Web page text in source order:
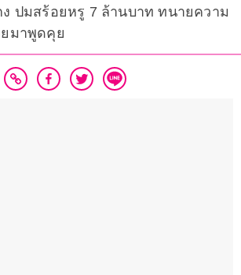
ปมสร้อยหรู 7 ล้านบาท ทนายความ
มาพูดคุย